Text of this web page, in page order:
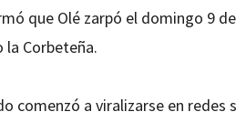
que Olé zarpó el domingo 9
Corbeteña.
comenzó a viralizarse en